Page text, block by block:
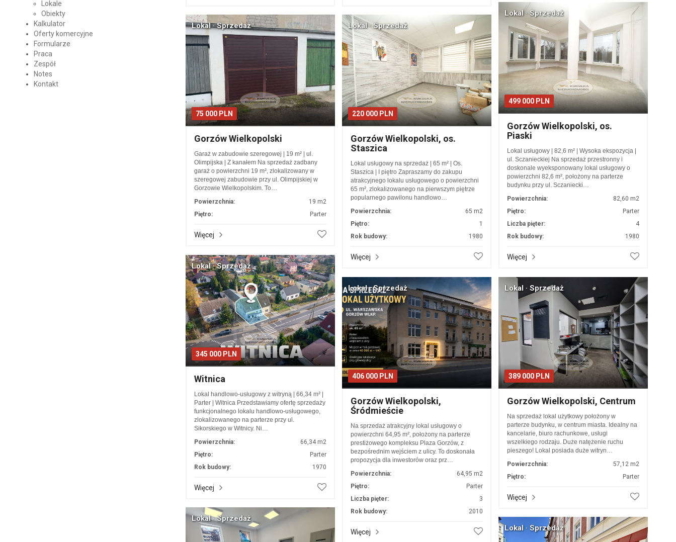
Lokale
Obiekty
Kalkulator
Oferty komercyjne
Formularze
Praca
Zespół
Notes
Kontakt
499 000 PLN
Lokal · Sprzedaż
Gorzów Wielkopolski, os.
Piaski
Lokal usługowy | 82,6 m² | Wysoka ekspozycja |
ul. Sczanieckiej Na sprzedaż przestronny i
doskonale wyeksponowany lokal usługowy o
powierzchni 82,6 m², położony na parterze
budynku przy ul. Sczaniecki…
Powierzchnia:
82,60 m2
Piętro:
Parter
Liczba pięter:
4
Rok budowy:
1980
Więcej
75 000 PLN
Lokal · Sprzedaż
Gorzów Wielkopolski
Garaż w zabudowie szeregowej | 19 m² | ul.
Olimpijska | Z kanałem Na sprzedaż zadbany
garaż o powierzchni 19 m², zlokalizowany w
szeregowej zabudowie przy ul. Olimpijskiej w
Gorzowie Wielkopolskim. To…
Powierzchnia:
19 m2
Piętro:
Parter
Więcej
220 000 PLN
Lokal · Sprzedaż
Gorzów Wielkopolski, os.
Staszica
Lokal usługowy na sprzedaż | 65 m² | Os.
Staszica | I piętro Zapraszamy do zakupu
atrakcyjnego lokalu usługowego o powierzchni
65 m², zlokalizowanego na pierwszym piętrze
popularnego pawilonu handlowo…
Powierzchnia:
65 m2
Piętro:
1
Rok budowy:
1980
Więcej
345 000 PLN
Lokal · Sprzedaż
Witnica
Lokal handlowo-usługowy z witryną | 66,34 m² |
Parter | Witnica Przedstawiamy ofertę sprzedaży
funkcjonalnego lokalu handlowo-usługowego,
zlokalizowanego na parterze przy ul.
Sikorskiego w Witnicy. Ni…
Powierzchnia:
66,34 m2
Piętro:
Parter
Rok budowy:
1970
Więcej
406 000 PLN
Lokal · Sprzedaż
Gorzów Wielkopolski,
Śródmieście
Na sprzedaż atrakcyjny lokal usługowy o
powierzchni 64,95 m², położony na parterze
prestiżowego kompleksu Plaza Gorzów, z
bezpośrednim wejściem z ulicy. To doskonała
propozycja dla inwestorów oraz prz…
Powierzchnia:
64,95 m2
Piętro:
Parter
Liczba pięter:
3
Rok budowy:
2010
Więcej
389 000 PLN
Lokal · Sprzedaż
Gorzów Wielkopolski, Centrum
Na sprzedaż lokal użytkowy położony w
parterze budynku, w centrum miasta. Idealny na
kancelarie, biuro rachunkowe, usługi
wszelkiego rodzaju. Duże natężenie ruchu
pieszego! Lokal posiada duże witryn…
Powierzchnia:
57,12 m2
Piętro:
Parter
Więcej
Lokal · Sprzedaż
Lokal · Sprzedaż